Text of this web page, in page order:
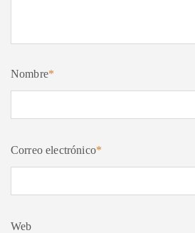
Nombre*
Correo electrónico*
Web